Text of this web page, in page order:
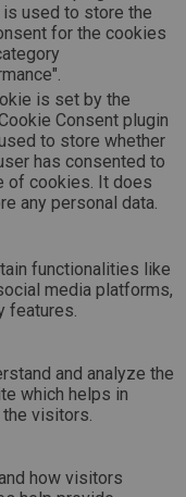
used to store the
for the cookies
is set by the
Consent plugin
to store whether
has consented to
of cookies. It does
any personal data.
functionalities like
media platforms,
features.
and analyze the
which helps in
visitors.
how visitors